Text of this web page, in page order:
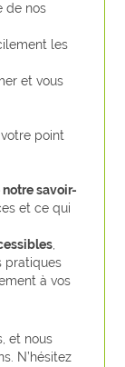
de nos
les
et vous
point
savoir-
et ce qui
pratiques
à vos
et nous
N’hésitez